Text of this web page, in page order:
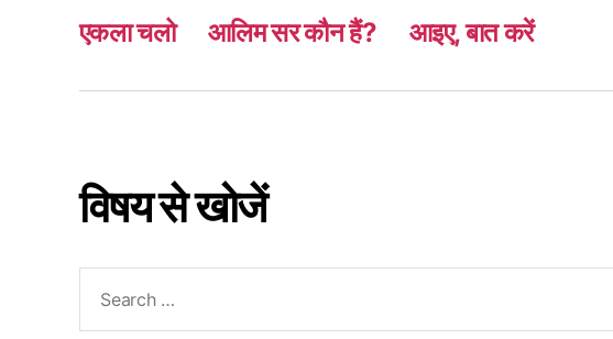
एकला चलो
आलिम सर कौन हैं? आइए, बात करें
विषय से खोजें
for: